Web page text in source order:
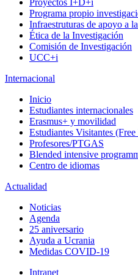
Proyectos I+D+i
Programa propio
Infraestruturas de apoyo a
Ética de la Investigación
Comisión de Investigación
UCC+i
Internacional
Inicio
Estudiantes internacionales
Erasmus+ y movilidad
Estudiantes Visitantes
Profesores/PTGAS
Blended intensive
Centro de idiomas
Actualidad
Noticias
Agenda
25 aniversario
Ayuda a Ucrania
Medidas COVID-19
Intranet